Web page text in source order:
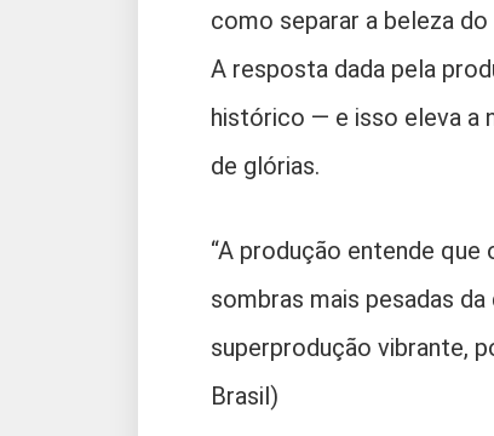
como separar a beleza
A resposta dada pela
histórico — e isso eleva a
de glórias.
“A produção entende
sombras mais pesadas
superprodução vibrante,
Brasil)